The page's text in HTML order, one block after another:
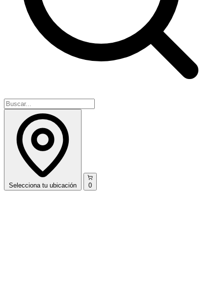
Selecciona tu ubicación 0